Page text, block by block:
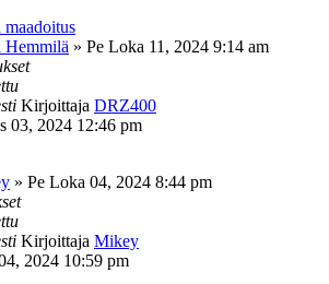
Hemmilä » Pe Loka 11, 2024 9:14 am
Kirjoittaja DRZ400
03, 2024 12:46 pm
» Pe Loka 04, 2024 8:44 pm
Kirjoittaja Mikey
2024 10:59 pm